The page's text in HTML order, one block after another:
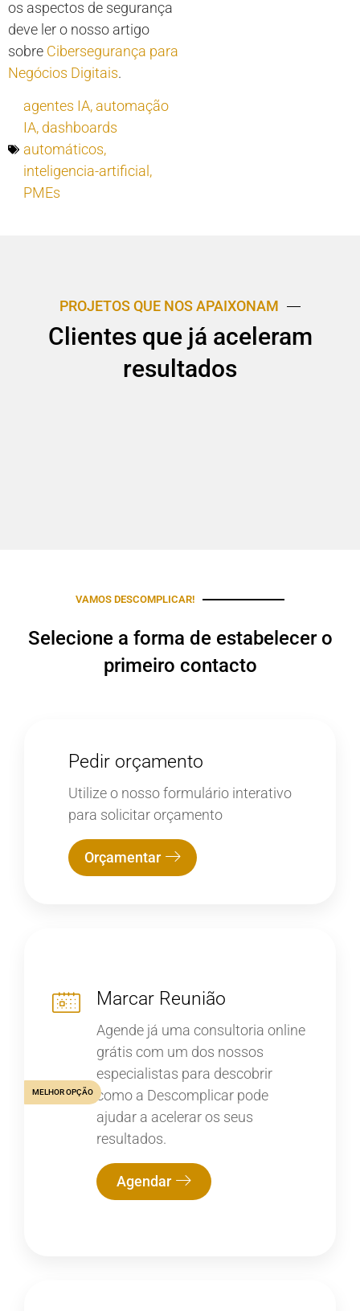
os aspectos de segurança
deve ler o nosso artigo
sobre Cibersegurança para
Negócios Digitais.
agentes IA, automação
IA, dashboards
automáticos,
inteligencia-artificial ,
PMEs
PROJETOS QUE NOS APAIXONAM
Clientes que já aceleram
resultados
VAMOS DESCOMPLICAR!
Selecione a forma de estabelecer o
primeiro contacto
Pedir orçamento
Utilize o nosso formulário interativo
para solicitar orçamento
Orçamentar
Marcar Reunião
Agende já uma consultoria online
grátis com um dos nossos
especialistas para descobrir
como a Descomplicar pode
ajudar a acelerar os seus
resultados.
Agendar
MELHOR OPÇÃO